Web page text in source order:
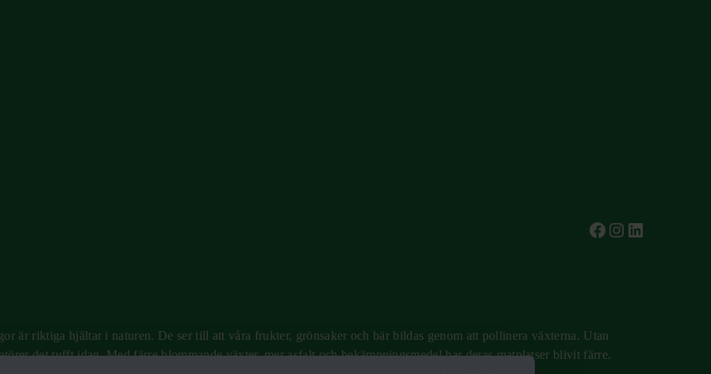
testInstagram
test
är riktiga hjältar i naturen. De ser till att våra frukter, grönsaker och bär bildas genom att pollinera växterna. Utan
det tufft idag. Med färre blommande växter, mer asfalt och bekämpningsmedel har deras matplatser blivit färre.